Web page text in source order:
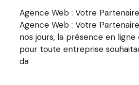
Agence Web : Votre
Agence Web : Votre
nos jours, la présence en
pour toute entreprise
da